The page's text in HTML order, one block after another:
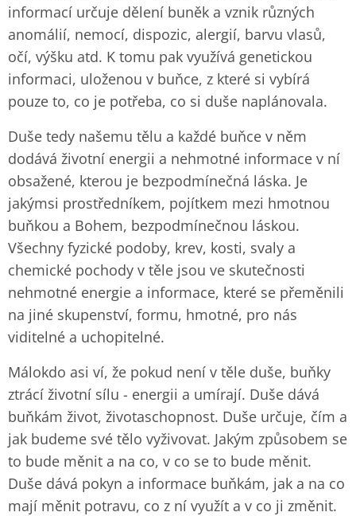
informací určuje dělení buněk a vznik různých
anomálií, nemocí, dispozic, alergií, barvu vlasů,
očí, výšku atd. K tomu pak využívá genetickou
informaci, uloženou v buňce, z které si vybírá
pouze to, co je potřeba, co si duše naplánovala.
Duše tedy našemu tělu a každé buňce v něm
dodává životní energii a nehmotné informace v ní
obsažené, kterou je bezpodmínečná láska. Je
jakýmsi prostředníkem, pojítkem mezi hmotnou
buňkou a Bohem, bezpodmínečnou láskou.
Všechny fyzické podoby, krev, kosti, svaly a
chemické pochody v těle jsou ve skutečnosti
nehmotné energie a informace, které se přeměnili
na jiné skupenství, formu, hmotné, pro nás
viditelné a uchopitelné.
Málokdo asi ví, že pokud není v těle duše, buňky
ztrácí životní sílu - energii a umírají. Duše dává
buňkám život, životaschopnost. Duše určuje, čím a
jak budeme své tělo vyživovat. Jakým způsobem se
to bude měnit a na co, v co se to bude měnit.
Duše dává pokyn a informace buňkám, jak a na co
mají měnit potravu, co z ní využít a v co ji změnit.